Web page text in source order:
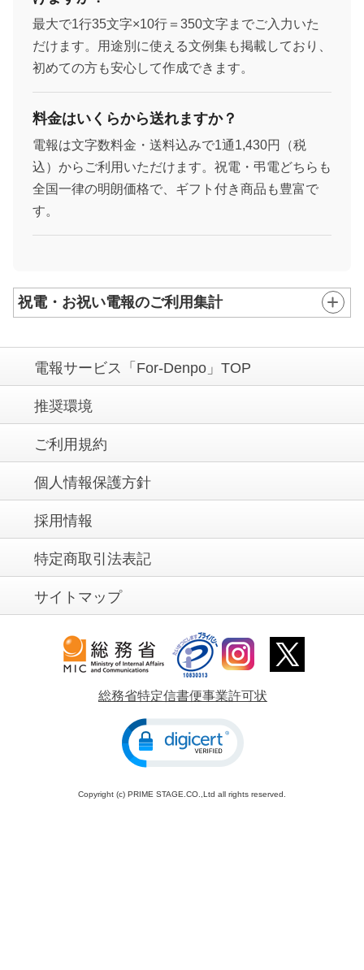
最大で1行35文字×10行＝350文字までご入力いた
だけます。用途別に使える文例集も掲載しており、
初めての方も安心して作成できます。
料金はいくらから送れますか？
電報は文字数料金・送料込みで1通1,430円（税
込）からご利用いただけます。祝電・弔電どちらも
全国一律の明朗価格で、ギフト付き商品も豊富で
す。
祝電・お祝い電報のご利用集計
電報サービス「For-Denpo」TOP
推奨環境
ご利用規約
個人情報保護方針
採用情報
特定商取引法表記
サイトマップ
総務省特定信書便事業許可状
Copyright (c) PRIME STAGE.CO.,Ltd all rights reserved.